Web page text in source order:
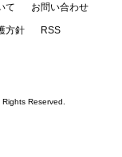
て お問い合わせ
方針 RSS
Reserved.